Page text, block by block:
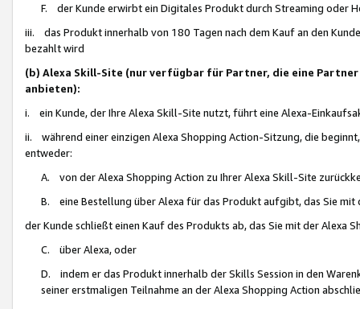
F. der Kunde erwirbt ein Digitales Produkt durch Streaming oder
iii. das Produkt innerhalb von 180 Tagen nach dem Kauf an den
bezahlt wird
(b) Alexa Skill-Site (nur verfügbar für Partner, die eine
anbieten):
i. ein Kunde, der Ihre Alexa Skill-Site nutzt, führt eine Alexa-
ii. während einer einzigen Alexa Shopping Action-Sitzung, die
entweder:
A. von der Alexa Shopping Action zu Ihrer Alexa Skill-Site
B. eine Bestellung über Alexa für das Produkt aufgibt, das Sie mit
der Kunde schließt einen Kauf des Produkts ab, das Sie mit der Alexa
C. über Alexa, oder
D. indem er das Produkt innerhalb der Skills Session in den
seiner erstmaligen Teilnahme an der Alexa Shopping Action